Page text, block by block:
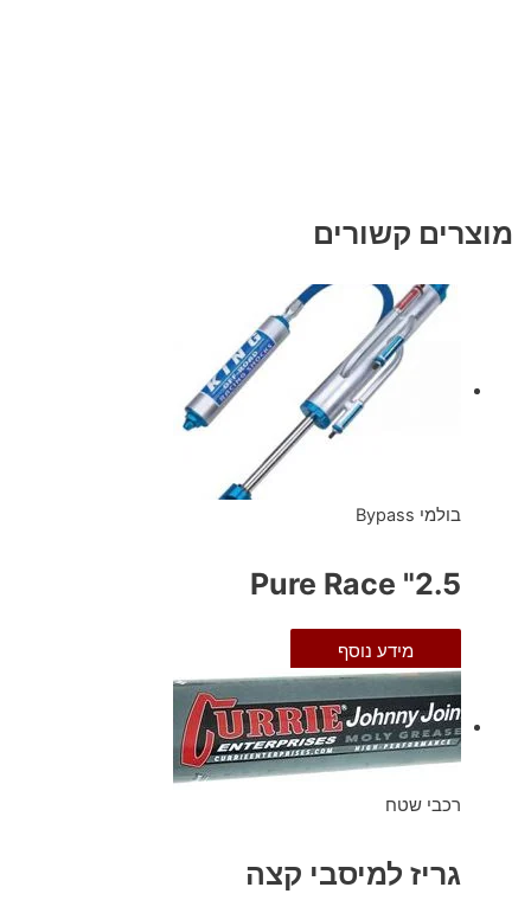
מוצרים קשורים
בולמי Bypass
2.5" Pure Race
מידע נוסף
רכבי שטח
גריז למיסבי קצה